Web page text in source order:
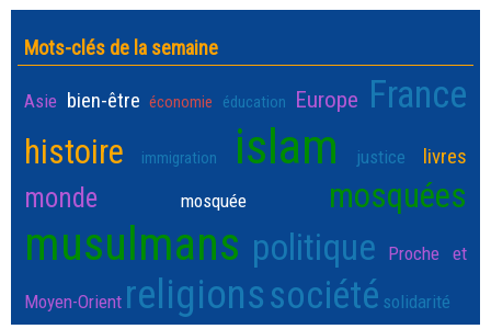
Mots-clés de la semaine
Asie bien-être économie éducation Europe France
histoire immigration islam justice livres
monde mosquée mosquées
musulmans politique Proche et
Moyen-Orient religionssociété solidarité